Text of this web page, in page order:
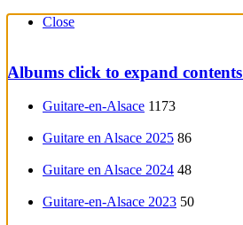
Close
Albums click to expand contents
Guitare-en-Alsace 1173
Guitare en Alsace 2025 86
Guitare en Alsace 2024 48
Guitare-en-Alsace 2023 50